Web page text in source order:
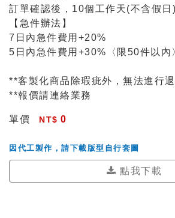
訂單確認後，10個工作天(不含假日)
【急件辦法】
7日內急件費用+20%
5日內急件費用+30%〈限50件以內
**客製化商品除瑕疵外，無法進行
**報價請連絡業務
單價 0
因代工製作，請下載版型自行套圖
點我下載